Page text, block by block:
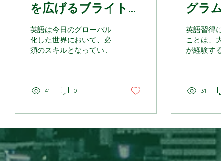
を広げるブライトイ
ンターナショナルス
クール
英語は今日のグローバル
化した世界において、必
須のスキルとなっていま
のブログでは、英語学習
す。 英語学習の利点 キ
41 0
グラ
ライ
ョナ
英語習得
ことは、
が経験す
を持って
トを提供
ます。 プ
徴...
31